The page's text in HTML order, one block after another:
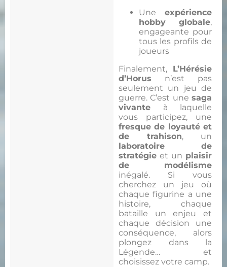
Une expérience
hobby globale,
engageante pour
tous les profils de
joueurs
Finalement, L’Hérésie
d’Horus n’est pas
seulement un jeu de
guerre. C’est une saga
vivante à laquelle
vous participez, une
fresque de loyauté et
de trahison, un
laboratoire de
stratégie et un plaisir
de modélisme
inégalé. Si vous
cherchez un jeu où
chaque figurine a une
histoire, chaque
bataille un enjeu et
chaque décision une
conséquence, alors
plongez dans la
Légende… et
choisissez votre camp.